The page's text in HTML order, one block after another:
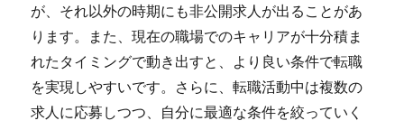
が、それ以外の時期にも非公開求人が出ることがあ
ります。また、現在の職場でのキャリアが十分積ま
れたタイミングで動き出すと、より良い条件で転職
を実現しやすいです。さらに、転職活動中は複数の
求人に応募しつつ、自分に最適な条件を絞っていく